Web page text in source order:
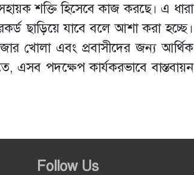
শক্তি হিসেবে কাজ করছে। এ ধারা
ছাড়িয়ে যাবে বলে আশা করা হচ্ছে।
খোলা এবং প্রবাসীদের জন্য আর্থিক
এসব পদক্ষেপ কার্যকরভাবে বাস্তবায়ন
Follow Us